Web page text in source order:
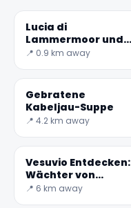
Lucia di
Lammermoor und
das Dorf Trocchia
📍 0.9 km away
Gebratene
Kabeljau-Suppe
📍 4.2 km away
Vesuvio Entdecken:
Wächter von
Geschichte und
📍 6 km away